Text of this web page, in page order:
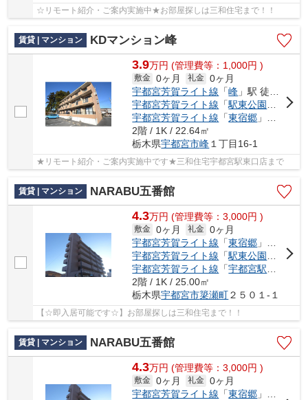
☆リモート紹介・ご案内実施中★お部屋探しは三和住宅まで！！
賃貸 | マンション KDマンション峰
3.9万円 (管理費等：1,000円 )
敷金 0ヶ月 礼金 0ヶ月
宇都宮芳賀ライト線 「峰 」駅 徒歩10分
宇都宮芳賀ライト線 「駅東公園前
」駅
宇都宮芳賀ライト線 「東宿郷 」駅 徒歩17分
2階 / 1K / 22.64㎡
栃木県宇都宮市峰 １丁目16-1
★リモート紹介・ご案内実施中です★三和住宅宇都宮駅東口店まで
賃貸 | マンション NARABU五番館
4.3万円 (管理費等：3,000円 )
敷金 0ヶ月 礼金 0ヶ月
宇都宮芳賀ライト線 「東宿郷 」駅 徒歩15分
宇都宮芳賀ライト線 「駅東公園前
」駅
宇都宮芳賀ライト線 「宇都宮駅東口
2階 / 1K / 25.00㎡
栃木県宇都宮市簗瀬町２５０１-１
【☆即入居可能です☆】お部屋探しは三和住宅まで！！
賃貸 | マンション NARABU五番館
4.3万円 (管理費等：3,000円 )
敷金 0ヶ月 礼金 0ヶ月
宇都宮芳賀ライト線 「東宿郷 」駅 徒歩15分